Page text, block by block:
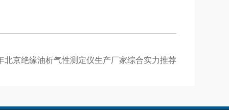
北京绝缘油析气性测定仪生产厂家综合实力推荐